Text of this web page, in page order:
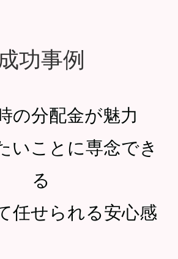
功事例
の分配金が魅力
いことに専念でき
る
任せられる安心感